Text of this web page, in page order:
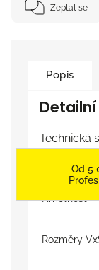
Od 5
Zeptat se
Popis
Technická
Délka trnu
Hmotnost
Rozměry